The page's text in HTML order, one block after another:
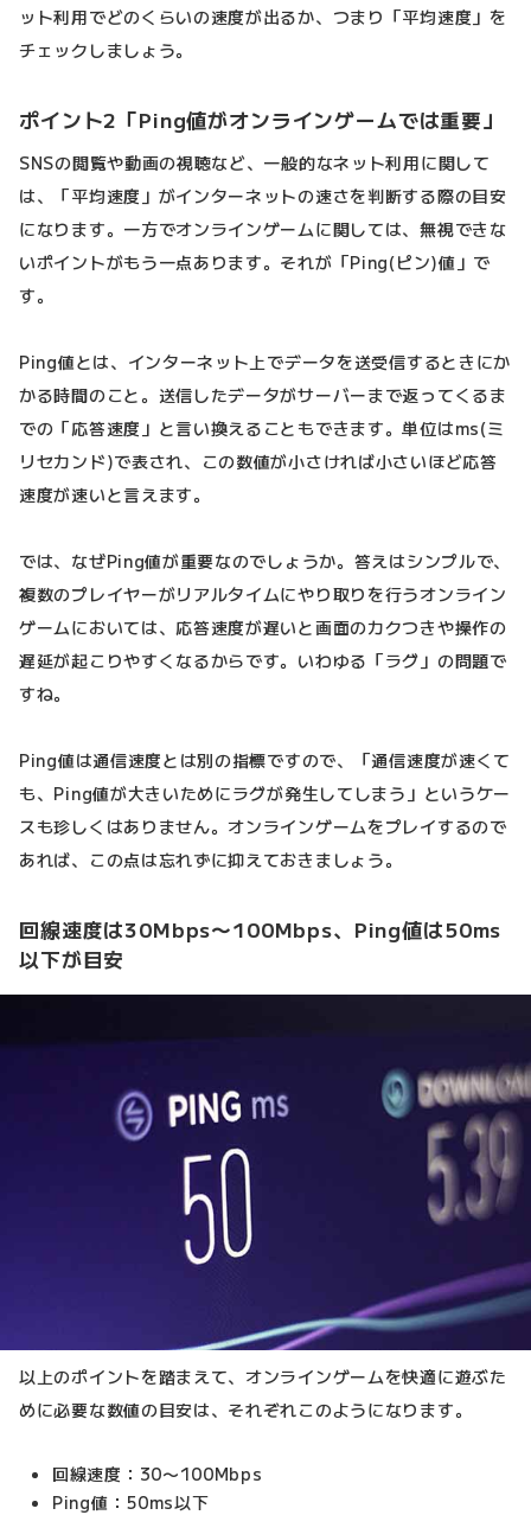
ット利用でどのくらいの速度が出るか、つまり「平均速度」を
チェックしましょう。
ポイント2「Ping値がオンラインゲームでは重要」
SNSの閲覧や動画の視聴など、一般的なネット利用に関して
は、「平均速度」がインターネットの速さを判断する際の目安
になります。一方でオンラインゲームに関しては、無視できな
いポイントがもう一点あります。それが「Ping(ピン)値」で
す。
Ping値とは、インターネット上でデータを送受信するときにか
かる時間のこと。送信したデータがサーバーまで返ってくるま
での「応答速度」と言い換えることもできます。単位はms(ミ
リセカンド)で表され、この数値が小さければ小さいほど応答
速度が速いと言えます。
では、なぜPing値が重要なのでしょうか。答えはシンプルで、
複数のプレイヤーがリアルタイムにやり取りを行うオンライン
ゲームにおいては、応答速度が遅いと画面のカクつきや操作の
遅延が起こりやすくなるからです。いわゆる「ラグ」の問題で
すね。
Ping値は通信速度とは別の指標ですので、「通信速度が速くて
も、Ping値が大きいためにラグが発生してしまう」というケー
スも珍しくはありません。オンラインゲームをプレイするので
あれば、この点は忘れずに抑えておきましょう。
回線速度は30Mbps〜100Mbps、Ping値は50ms
以下が目安
以上のポイントを踏まえて、オンラインゲームを快適に遊ぶた
めに必要な数値の目安は、それぞれこのようになります。
回線速度：30〜100Mbps
Ping値：50ms以下